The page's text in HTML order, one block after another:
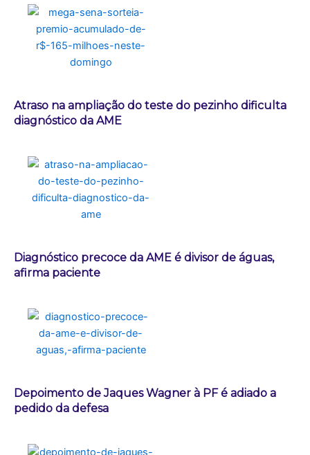
Atraso na ampliação do teste do pezinho dificulta
diagnóstico da AME
Diagnóstico precoce da AME é divisor de águas,
afirma paciente
Depoimento de Jaques Wagner à PF é adiado a
pedido da defesa